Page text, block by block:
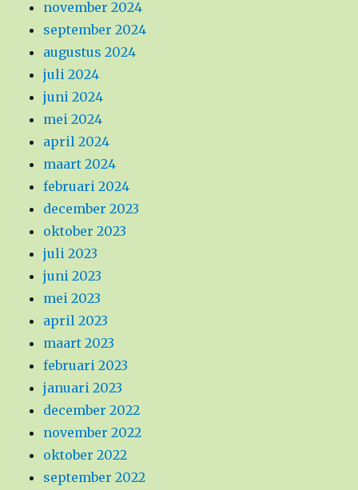
november 2024
september 2024
augustus 2024
juli 2024
juni 2024
mei 2024
april 2024
maart 2024
februari 2024
december 2023
oktober 2023
juli 2023
juni 2023
mei 2023
april 2023
maart 2023
februari 2023
januari 2023
december 2022
november 2022
oktober 2022
september 2022